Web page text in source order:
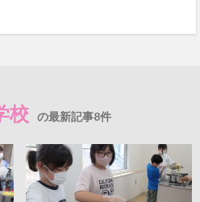
校 の最新記事8件